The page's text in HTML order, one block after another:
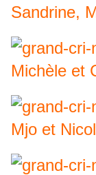
Sandrine,
Michèle et
Mjo et